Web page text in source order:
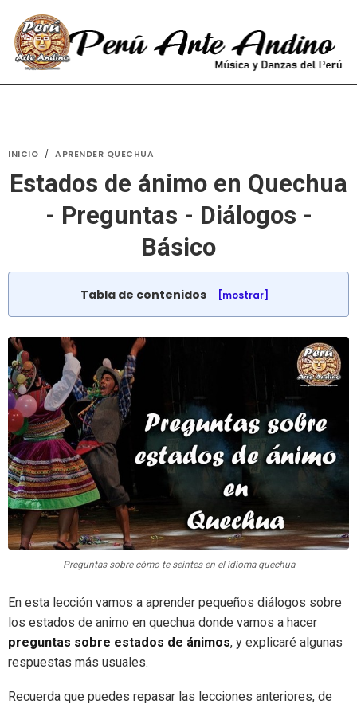
INICIO / APRENDER QUECHUA
Estados de ánimo en Quechua
- Preguntas - Diálogos -
Básico
Tabla de contenidos [mostrar]
Preguntas sobre cómo te seintes en el idioma quechua
En esta lección vamos a aprender pequeños diálogos sobre
los estados de animo en quechua donde vamos a hacer
preguntas sobre estados de ánimos, y explicaré algunas
respuestas más usuales.
Recuerda que puedes repasar las lecciones anteriores, de